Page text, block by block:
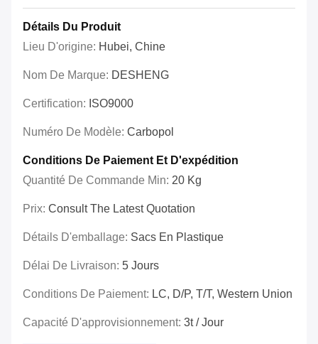
Détails Du Produit
Lieu D'origine: Hubei, Chine
Nom De Marque: DESHENG
Certification: ISO9000
Numéro De Modèle: Carbopol
Conditions De Paiement Et D'expédition
Quantité De Commande Min: 20 Kg
Prix: Consult The Latest Quotation
Détails D'emballage: Sacs En Plastique
Délai De Livraison: 5 Jours
Conditions De Paiement: LC, D/P, T/T, Western Union
Capacité D'approvisionnement: 3t / Jour